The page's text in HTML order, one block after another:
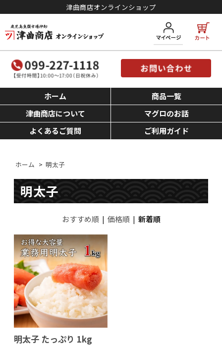
津曲商店オンラインショップ
ホーム
商品一覧
津曲商店について
マグロのお話
よくあるご質問
ご利用ガイド
ホーム > 明太子
明太子
おすすめ順 | 価格順 | 新着順
明太子 たっぷり 1kg